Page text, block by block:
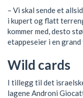
– Vi skal sende et
i kupert og flatt
kommer med, desto
etappeseier i en grand
Wild cards
I tillegg til det
lagene Androni